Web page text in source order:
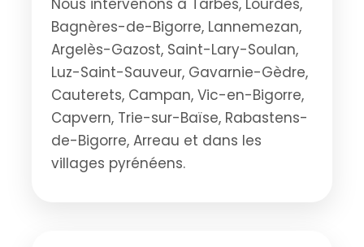
Nous intervenons à Tarbes, Lourdes,
Bagnères-de-Bigorre, Lannemezan,
Argelès-Gazost, Saint-Lary-Soulan,
Luz-Saint-Sauveur, Gavarnie-Gèdre,
Cauterets, Campan, Vic-en-Bigorre,
Capvern, Trie-sur-Baïse, Rabastens-
de-Bigorre, Arreau et dans les
villages pyrénéens.